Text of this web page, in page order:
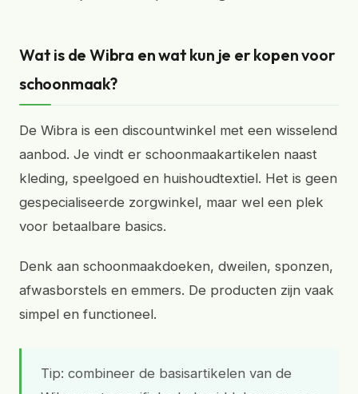
Wat is de Wibra en wat kun je er kopen voor
schoonmaak?
De Wibra is een discountwinkel met een wisselend
aanbod. Je vindt er schoonmaakartikelen naast
kleding, speelgoed en huishoudtextiel. Het is geen
gespecialiseerde zorgwinkel, maar wel een plek
voor betaalbare basics.
Denk aan schoonmaakdoeken, dweilen, sponzen,
afwasborstels en emmers. De producten zijn vaak
simpel en functioneel.
Tip: combineer de basisartikelen van de